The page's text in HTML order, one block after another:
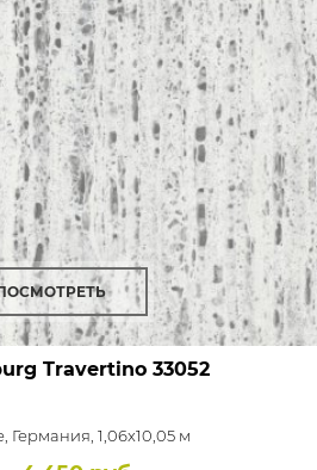
Travertino33052
Германия, 1,06x10,05 м